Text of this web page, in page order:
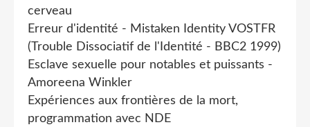
cerveau
Erreur d'identité - Mistaken Identity VOSTFR
(Trouble Dissociatif de l'Identité - BBC2 1999)
Esclave sexuelle pour notables et puissants -
Amoreena Winkler
Expériences aux frontières de la mort,
programmation avec NDE